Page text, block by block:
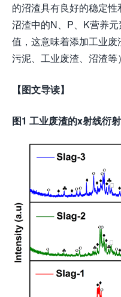
的沼渣具有良好的稳定
沼渣中的N、P、K营养
值，这意味着添加工业废
污泥、工业废渣、沼渣等
【图文导读】
图1 工业废渣的x射线衍